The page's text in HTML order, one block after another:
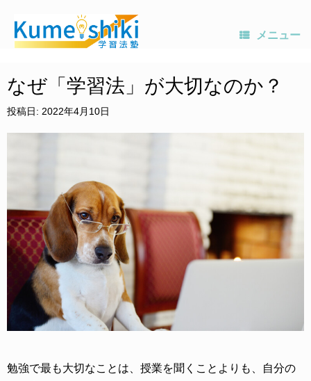
ツ
メニュー
なぜ「学習法」が大切なのか？
投稿日: 2022年4月10日
勉強で最も大切なことは、授業を聞くことよりも、自分の